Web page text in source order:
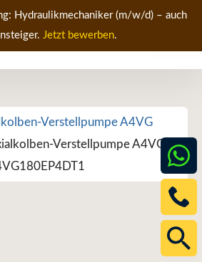
Hydraulikmechaniker (m/w/d) – auch
Jetzt bewerben.
Verstellpumpe A4VG
Verstellpumpe A4VG